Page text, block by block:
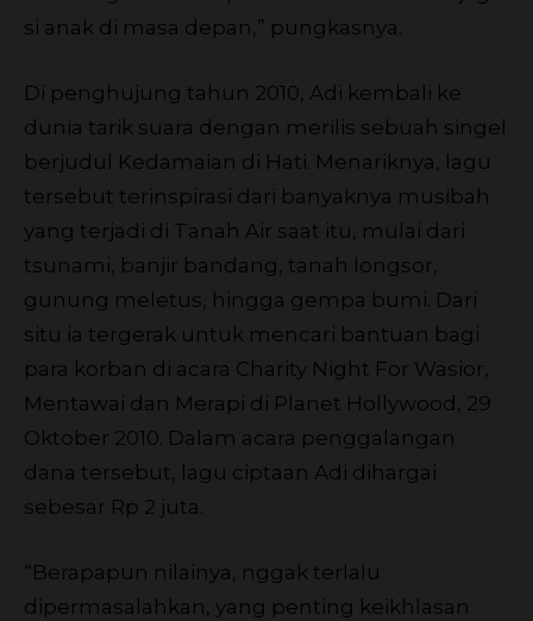
si anak di masa depan,” pungkasnya.
Di penghujung tahun 2010, Adi kembali ke
dunia tarik suara dengan merilis sebuah singel
berjudul Kedamaian di Hati. Menariknya, lagu
tersebut terinspirasi dari banyaknya musibah
yang terjadi di Tanah Air saat itu, mulai dari
tsunami, banjir bandang, tanah longsor,
gunung meletus, hingga gempa bumi. Dari
situ ia tergerak untuk mencari bantuan bagi
para korban di acara Charity Night For Wasior,
Mentawai dan Merapi di Planet Hollywood, 29
Oktober 2010. Dalam acara penggalangan
dana tersebut, lagu ciptaan Adi dihargai
sebesar Rp 2 juta.
“Berapapun nilainya, nggak terlalu
dipermasalahkan, yang penting keikhlasan